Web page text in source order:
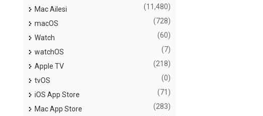
Mac Ailesi (11,480)
macOS (728)
Watch (60)
watchOS (7)
Apple TV (218)
tvOS (0)
iOS App Store (71)
Mac App Store (283)